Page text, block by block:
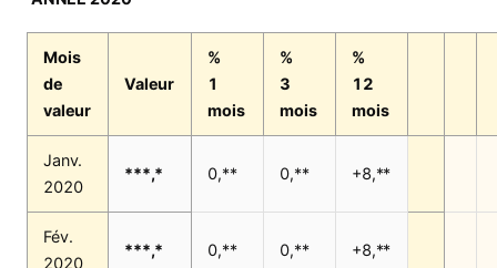
Mois
de
valeur
Valeur
%
1
mois
%
3
mois
%
12
mois
Janv.
2020
***,* 0,** 0,** +8,**
Fév.
2020
***,* 0,** 0,** +8,**